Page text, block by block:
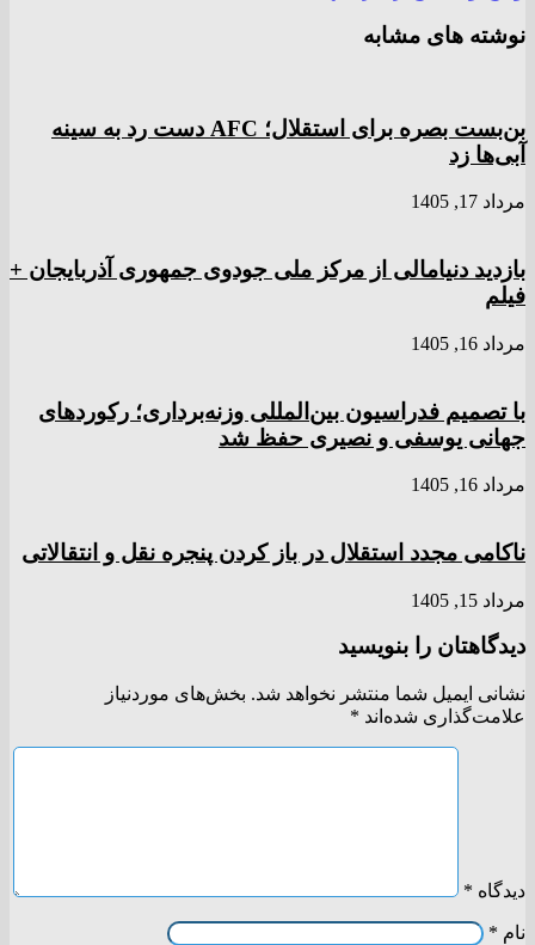
نوشته های مشابه
بن‌بست بصره برای استقلال؛ AFC دست رد به سینه
آبی‌ها زد
مرداد 17, 1405
بازدید دنیامالی از مرکز ملی جودوی جمهوری آذربایجان +
فیلم
مرداد 16, 1405
با تصمیم فدراسیون بین‌المللی وزنه‌برداری؛ رکورد‌های
جهانی یوسفی و نصیری حفظ شد
مرداد 16, 1405
ناکامی مجدد استقلال در باز کردن پنجره نقل و انتقالاتی
مرداد 15, 1405
دیدگاهتان را بنویسید
نشانی ایمیل شما منتشر نخواهد شد. بخش‌های موردنیاز
علامت‌گذاری شده‌اند *
دیدگاه *
نام *